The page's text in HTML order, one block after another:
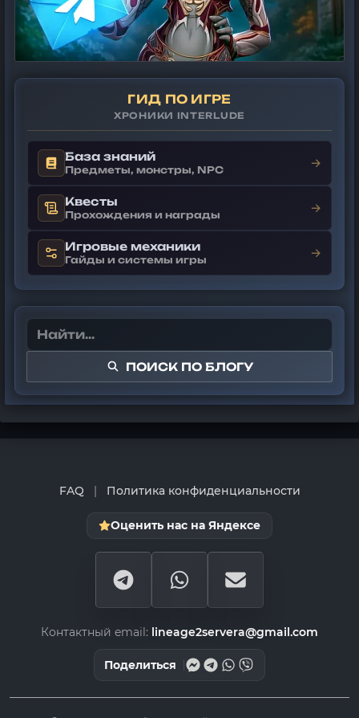
ГИД ПО ИГРЕ
ХРОНИКИ INTERLUDE
База знаний
Предметы, монстры, NPC →
Квесты
Прохождения и награды →
Игровые механики
Гайды и системы игры →
ПОИСК ПО БЛОГУ
FAQ | Политика конфиденциальности
Оценить нас на Яндексе
Контактный email: lineage2servera@gmail.com
Поделиться